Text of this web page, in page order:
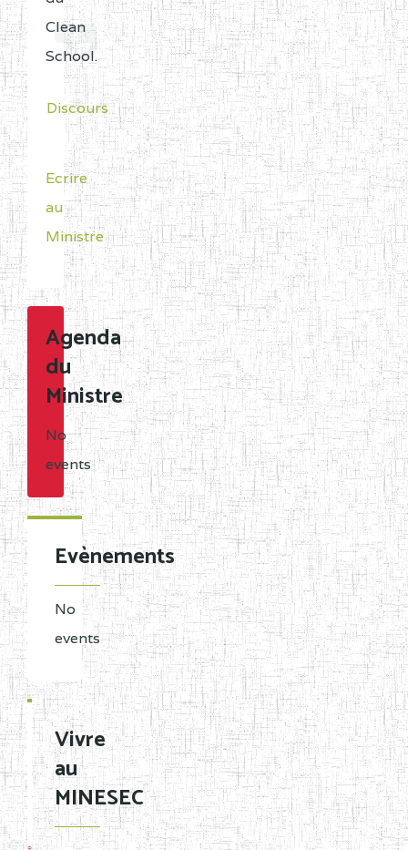
Clean
School.
Discours
Ecrire
au
Ministre
Agenda
du
Ministre
No
events
Evènements
No
events
Vivre
au
MINESEC